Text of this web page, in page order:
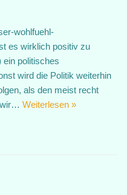
wohlfuehl-
es wirklich positiv zu
ein politisches
wird die Politik weiterhin
als den meist recht
wir… Weiterlesen »